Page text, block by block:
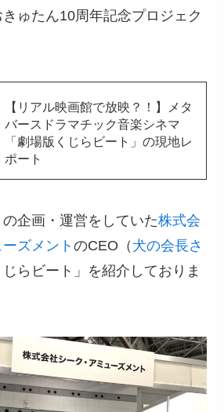
ゅたん10周年記念プロジェク
【リアル映画館で放映？！】メタ
バースドラマチック音楽シネマ
「劇場版くじらビート」の現地レ
ポート
企画・運営をしていた株式会
ズメントのCEO（ 犬の会長さ
らビート」を紹介しておりま